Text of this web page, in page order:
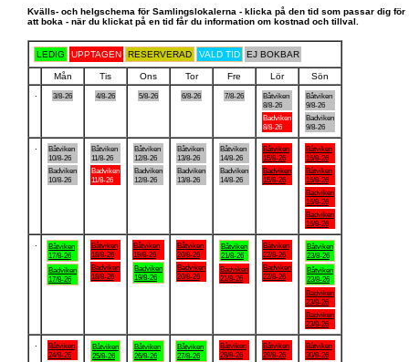
Kvälls- och helgschema för Samlingslokalerna - klicka på den tid som passar dig för
att boka - när du klickat på en tid får du information om kostnad och tillval.
LEDIG UPPTAGEN RESERVERAD VALD TID EJ BOKBAR
Mån Tis Ons Tor Fre Lör
Sön
3/8-26 4/8-26 5/8-26 6/8-26 7/8-26
Båtviken
8/8-26
Badviken
8/8-26
Båtviken
9/8-26
Badviken
9/8-26
Båtviken
10/8-26
Badviken
10/8-26
Båtviken
11/8-26
Badviken
11/8-26
Båtviken
12/8-26
Badviken
12/8-26
Båtviken
13/8-26
Badviken
13/8-26
Båtviken
14/8-26
Badviken
14/8-26
Båtviken
15/8-26
Badviken
15/8-26
Båtviken
16/8-26
Båtviken
16/8-26
Badviken
16/8-26
Badviken
16/8-26
Båtviken
17/8-26
Badviken
17/8-26
Båtviken
18/8-26
Badviken
18/8-26
Båtviken
19/8-26
Badviken
19/8-26
Båtviken
20/8-26
Badviken
20/8-26
Båtviken
21/8-26
Badviken
21/8-26
Båtviken
22/8-26
Badviken
22/8-26
Båtviken
23/8-26
Båtviken
23/8-26
Badviken
23/8-26
Badviken
23/8-26
Båtviken
24/8-26
Båtviken
25/8-26
Båtviken
26/8-26
Båtviken
27/8-26
Båtviken
28/8-26
Båtviken
29/8-26
Båtviken
30/8-26